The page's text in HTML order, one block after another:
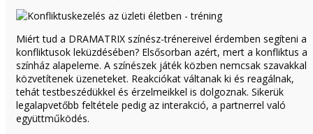
Miért tud a DRAMATRIX színész-trénereivel érdemben segíteni a
konfliktusok leküzdésében? Elsősorban azért, mert a konfliktus a
színház alapeleme. A színészek játék közben nemcsak szavakkal
közvetítenek üzeneteket. Reakciókat váltanak ki és reagálnak,
tehát testbeszédükkel és érzelmeikkel is dolgoznak. Sikerük
legalapvetőbb feltétele pedig az interakció, a partnerrel való
együttműködés.